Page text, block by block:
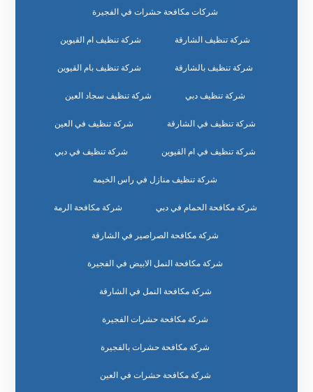
شركات مكافحة حشرات في الفجيرة
شركة تنظيف الشارقة شركة تنظيف ام القيوين
شركة تنظيف بالشارقة شركة تنظيف بام القيوين
شركة تنظيف دبي شركة تنظيف سجاد العين
شركة تنظيف في الشارقة شركة تنظيف في العين
شركة تنظيف في ام القيوين شركة تنظيف في دبي
شركة تنظيف منازل في راس الخيمة
شركة مكافحة الحمام في دبي شركة مكافحة الرمة
شركة مكافحة الصراصير في الشارقة
شركة مكافحة النمل الابيض في الفجيرة
شركة مكافحة النمل في الشارقة
شركة مكافحة حشرات الفجيرة
شركة مكافحة حشرات بالفجيرة
شركة مكافحة حشرات في العين